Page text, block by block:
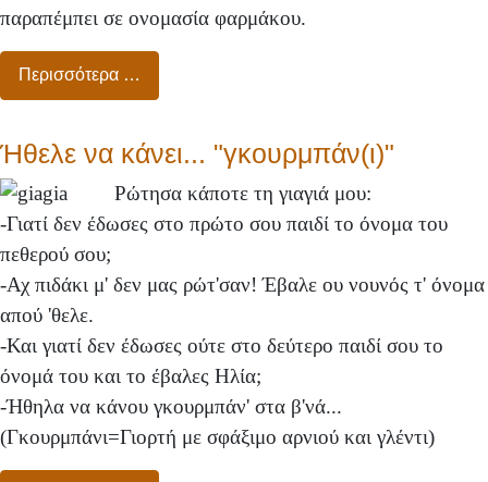
παραπέμπει σε ονομασία φαρμάκου.
Περισσότερα …
Ήθελε να κάνει... "γκουρμπάν(ι)"
Ρώτησα κάποτε τη γιαγιά μου:
-Γιατί δεν έδωσες στο πρώτο σου παιδί το όνομα του
πεθερού σου;
-Αχ πιδάκι μ' δεν μας ρώτ'σαν! Έβαλε ου νουνός τ' όνομα
απού 'θελε.
-Και γιατί δεν έδωσες ούτε στο δεύτερο παιδί σου το
όνομά του και το έβαλες Ηλία;
-Ήθηλα να κάνου γκουρμπάν' στα β'νά...
(Γκουρμπάνι=Γιορτή με σφάξιμο αρνιού και γλέντι)